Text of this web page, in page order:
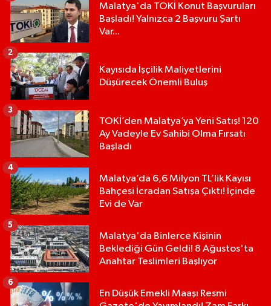
Malatya'da TOKİ Konut Başvuruları
Başladı! Yalnızca 2 Başvuru Şartı
Var...
Kayısıda İşçilik Maliyetlerini
Düşürecek Önemli Buluş
2
TOKİ’den Malatya’ya Yeni Satış! 120
Ay Vadeyle Ev Sahibi Olma Fırsatı
Başladı
3
Malatya’da 6,6 Milyon TL’lik Kayısı
Bahçesi İcradan Satışa Çıktı! İçinde
Evi de Var
4
Malatya'da Binlerce Kişinin
Beklediği Gün Geldi! 8 Ağustos'ta
Anahtar Teslimleri Başlıyor
5
En Düşük Emekli Maaşı Resmi
6